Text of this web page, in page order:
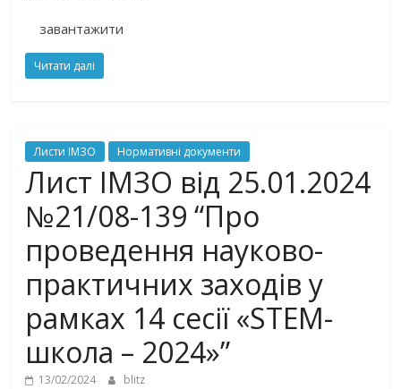
завантажити
Читати далі
Листи ІМЗО Нормативні документи
Лист ІМЗО від 25.01.2024
№21/08-139 “Про
проведення науково-
практичних заходів у
рамках 14 сесії «STEM-
школа – 2024»”
13/02/2024 blitz